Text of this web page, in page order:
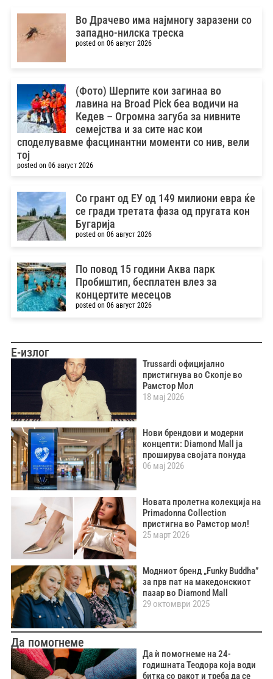
Во Драчево има најмногу заразени со
западно-нилска треска
posted on 06 август 2026
(Фото) Шерпите кои загинаа во
лавина на Broad Pick беа водичи на
Кедев – Oгромна загуба за нивните
семејства и за сите нас кои
споделувавме фасцинантни моменти со нив, вели
тој
posted on 06 август 2026
Со грант од ЕУ од 149 милиони евра ќе
се гради третата фаза од пругата кон
Бугарија
posted on 06 август 2026
По повод 15 години Аква парк
Пробиштип, бесплатен влез за
концертите месецов
posted on 06 август 2026
Е-излог
Trussardi официјално
пристигнува во Скопје во
Рамстор Мол
18 мај 2026
Нови брендови и модерни
концепти: Diamond Mall ја
проширува својата понуда
06 мај 2026
Новата пролетна колекција на
Primadonna Collection
пристигна во Рамстор мол!
25 март 2026
Модниот бренд „Funky Buddha”
за прв пат на македонскиот
пазар во Diamond Mall
29 октомври 2025
Да помогнеме
Да ѝ помогнеме на 24-
годишната Теодора која води
битка со ракот и треба да се